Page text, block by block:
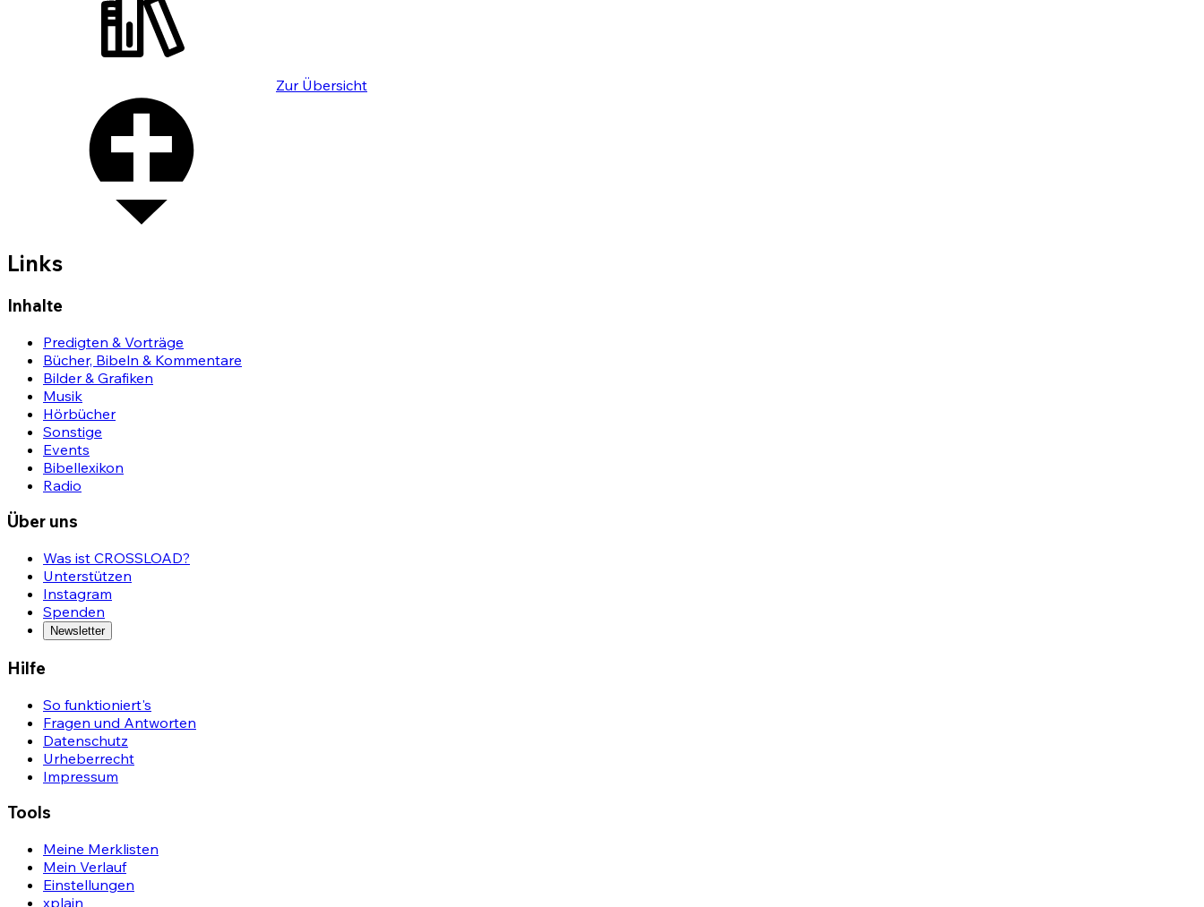
Zur Übersicht
Links
Inhalte
Predigten & Vorträge
Bücher, Bibeln & Kommentare
Bilder & Grafiken
Musik
Hörbücher
Sonstige
Events
Bibellexikon
Radio
Über uns
Was ist CROSSLOAD?
Unterstützen
Instagram
Spenden
Newsletter
Hilfe
So funktioniert's
Fragen und Antworten
Datenschutz
Urheberrecht
Impressum
Tools
Meine Merklisten
Mein Verlauf
Einstellungen
xplain